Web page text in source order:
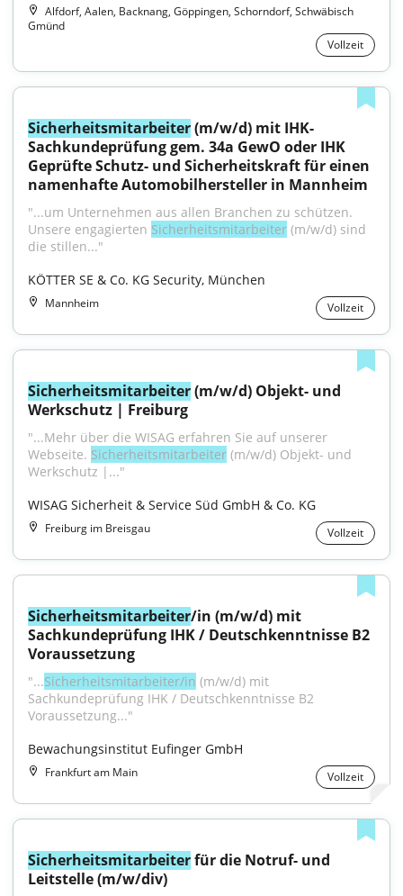
Alfdorf, Aalen, Backnang, Göppingen, Schorndorf, Schwäbisch
Gmünd
Vollzeit
Sicherheitsmitarbeiter (m/w/d) mit IHK-
Sachkundeprüfung gem. 34a GewO oder IHK
Geprüfte Schutz- und Sicherheitskraft für einen
namenhafte Automobilhersteller in Mannheim
"...um Unternehmen aus allen Branchen zu schützen.
Unsere engagierten Sicherheitsmitarbeiter (m/w/d) sind
die stillen..."
KÖTTER SE & Co. KG Security, München
Mannheim Vollzeit
Sicherheitsmitarbeiter (m/w/d) Objekt- und
Werkschutz | Freiburg
"...Mehr über die WISAG erfahren Sie auf unserer
Webseite. Sicherheitsmitarbeiter (m/w/d) Objekt- und
Werkschutz |..."
WISAG Sicherheit & Service Süd GmbH & Co. KG
Freiburg im Breisgau Vollzeit
Sicherheitsmitarbeiter/in (m/w/d) mit
Sachkundeprüfung IHK / Deutschkenntnisse B2
Voraussetzung
"...Sicherheitsmitarbeiter/in (m/w/d) mit
Sachkundeprüfung IHK / Deutschkenntnisse B2
Voraussetzung..."
Bewachungsinstitut Eufinger GmbH
Frankfurt am Main Vollzeit
Sicherheitsmitarbeiter für die Notruf- und
Leitstelle (m/w/div)